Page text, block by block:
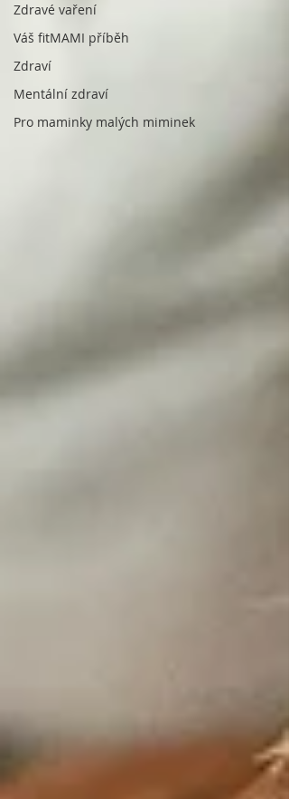
Zdravé vaření
Váš fitMAMI příběh
Zdraví
Mentální zdraví
Pro maminky malých miminek